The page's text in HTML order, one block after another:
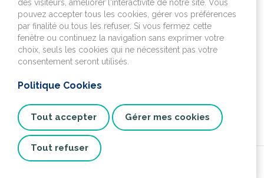
Je déménage
J'emménage ou je fais
construire
Assemblées générales
© 2026 Compagnie des Eaux de Royan. Tous droits réservés.
des visiteurs, améliorer l'interactivité de notre site. Vous
pouvez accepter tous les cookies, gérer vos préférences
par finalité ou tous les refuser. Si vous fermez cette
fenêtre ou continuez la navigation sans exprimer votre
choix, seuls les cookies qui ne nécessitent pas votre
consentement seront utilisés.
Politique Cookies
Tout accepter Gérer mes cookies
Tout refuser